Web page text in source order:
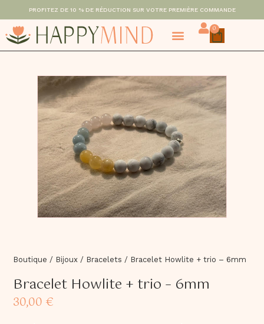
PROFITEZ DE 10 % DE RÉDUCTION SUR VOTRE PREMIÈRE COMMANDE
0
Boutique / Bijoux / Bracelets / Bracelet Howlite + trio – 6mm
Bracelet Howlite + trio – 6mm
30,00 €